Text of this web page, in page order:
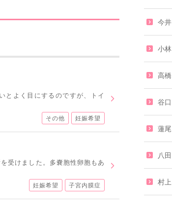
とよく目にするのですが、トイ
その他 妊娠希望
受けました。多嚢胞性卵胞もあ
妊娠希望 子宮内膜症
今
小
高
谷
蓮
八
村